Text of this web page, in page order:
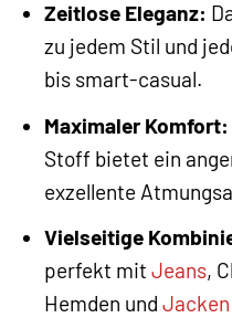
Zeitlose Eleganz:
zu jedem Stil und
bis smart-casual.
Maximaler Komfort:
Stoff bietet ein
exzellente
Vielseitige
perfekt mit Jeans,
Hemden und Jacken